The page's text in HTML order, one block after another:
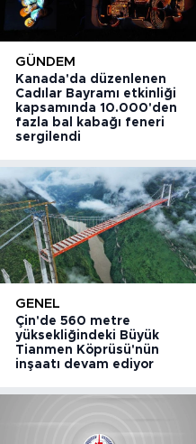
GÜNDEM
Kanada'da düzenlenen
Cadılar Bayramı etkinliği
kapsamında 10.000'den
fazla bal kabağı feneri
sergilendi
GENEL
Çin'de 560 metre
yüksekliğindeki Büyük
Tianmen Köprüsü'nün
inşaatı devam ediyor